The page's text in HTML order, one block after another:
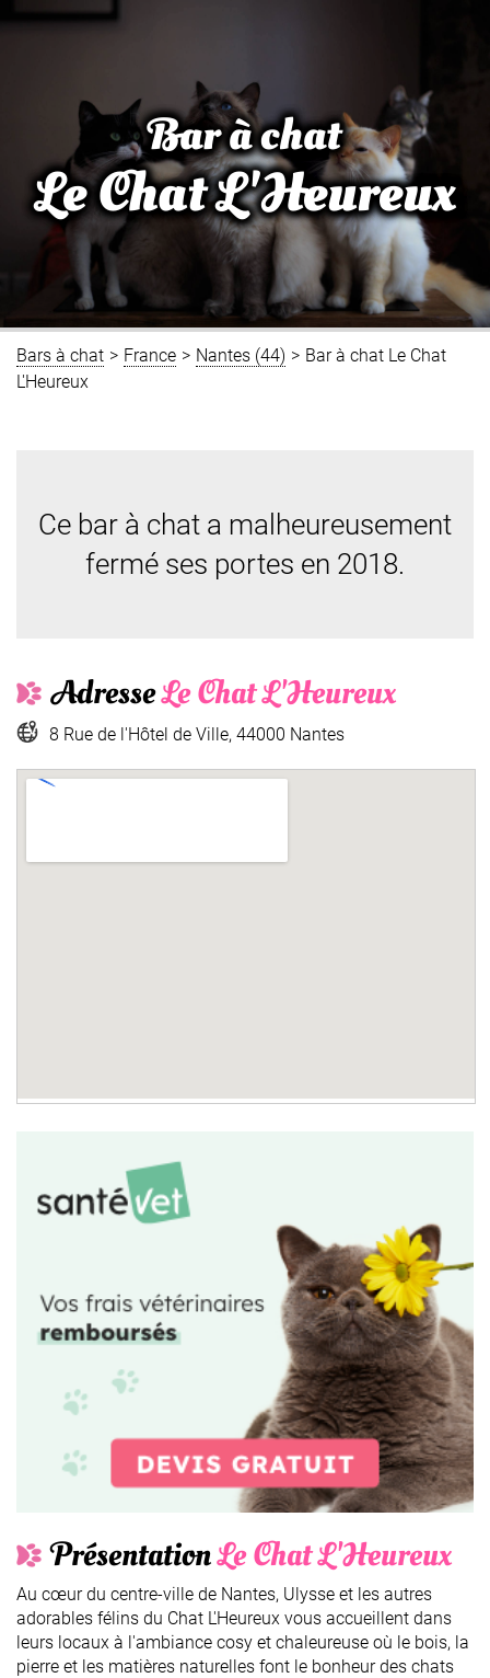
Bar à chat
Le Chat L'Heureux
Bars à chat > France > Nantes (44) > Bar à chat Le Chat
L'Heureux
Ce bar à chat a malheureusement
fermé ses portes en 2018.
AdresseLe Chat L'Heureux
8 Rue de l'Hôtel de Ville, 44000 Nantes
PrésentationLe Chat L'Heureux
Au cœur du centre-ville de Nantes, Ulysse et les autres
adorables félins du Chat L'Heureux vous accueillent dans
leurs locaux à l'ambiance cosy et chaleureuse où le bois, la
pierre et les matières naturelles font le bonheur des chats